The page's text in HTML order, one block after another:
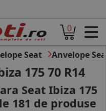
0
Seat Anvelope
175 70 R14
Seat Ibiza 175
181 de produse